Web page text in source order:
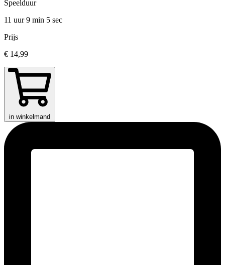
Speelduur
11 uur 9 min 5 sec
Prijs
€ 14,99
in winkelmand